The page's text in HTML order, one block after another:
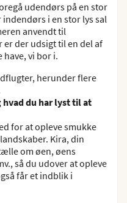
udendørs på en stor
i en stor lys sal
anvendt til
er der udsigt til en del af
have, vi bor i.
herunder flere
du har lyst til at
for at opleve smukke
Kira, din
om øen, øens
så du udover at opleve
får et indblik i